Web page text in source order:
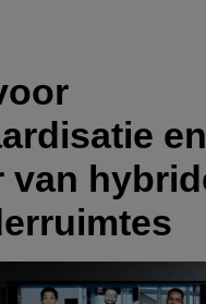
en
van